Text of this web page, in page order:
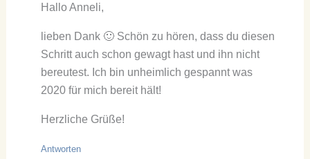
Hallo Anneli,
lieben Dank 🙂 Schön zu hören, dass du diesen
Schritt auch schon gewagt hast und ihn nicht
bereutest. Ich bin unheimlich gespannt was
2020 für mich bereit hält!
Herzliche Grüße!
Antworten